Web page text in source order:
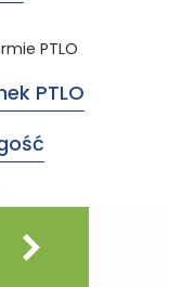
PTLO
PTLO